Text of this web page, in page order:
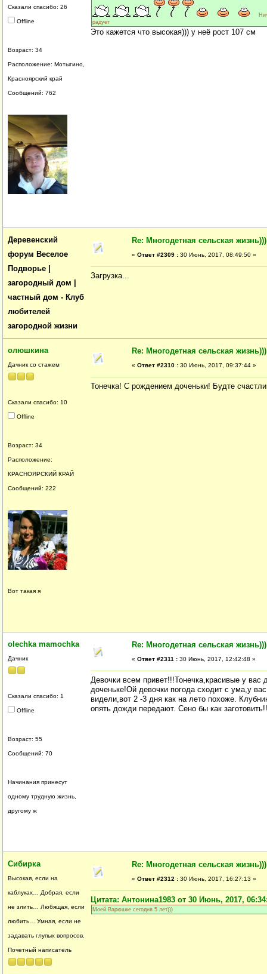
Сказали спасибо: 26
Offline
Возраст: 34
Расположение: Мотыгино,
Красноярский край
Сообщений: 762
радует
Это кажется что высокая))) у неё рост 107 см
Деревенский
форум Веселое
Подворье |
загородный дом |
частный дом - Клуб
любителей
загородной жизни
Re: Многодетная сельская жизнь)))
« Ответ #2309 : 30 Июнь, 2017, 08:49:50 »
Загрузка...
олюшкина
Дачник со стажем
Сказали спасибо: 10
Offline
Возраст: 34
Расположение:
КРАСНОЯРСКИЙ КРАЙ
Сообщений: 222
Вот такая я
Re: Многодетная сельская жизнь)))
« Ответ #2310 : 30 Июнь, 2017, 09:37:44 »
Тонечка! С рождением доченьки! Будте
olechka mamochka
Дачник
Сказали спасибо: 1
Offline
Возраст: 55
Сообщений: 70
Начинания принесут
одному трудную жизнь,
другому ж
Re: Многодетная сельская жизнь)))
« Ответ #2311 : 30 Июнь, 2017, 12:42:48 »
Девочки всем привет!!!Тонечка,красивые у вас
доченьке!Ой девочки погода сходит с ума,у
видели,вот 2 -3 дня как на лето похоже.
опять дожди передают. Сено бы как
Сибирка
Высокая, если на
каблуках… Добрая, если
не злить… Любящая, если
любить… Умная, если не
задавать глупых вопросов.
Почетный написатель
Re: Многодетная сельская жизнь)))
« Ответ #2312 : 30 Июнь, 2017, 16:27:13 »
Цитата: Антонина1983 от 30 Июнь, 2017,
Моей Варюшке сегодня 5 лет)))